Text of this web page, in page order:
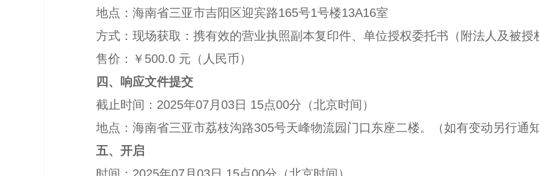
地点：海南省三亚市吉阳区迎宾路165号1号楼13A16室
方式：现场获取：携有效的营业执照副本复印件、单位授权委托书（附法人及被授
售价：￥ 500.0 元（人民币）
四、响应文件提交
截止时间： 2025年07 月 03日 15点00分（北京时间）
地点：海南省三亚市荔枝沟路305号天峰物流园门口东座二楼。（如有变动另行通知
五、开启